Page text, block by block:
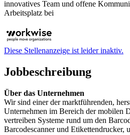
innovatives Team und offene
Arbeitsplatz bei
Diese Stellenanzeige ist leider inaktiv.
Jobbeschreibung
Über das Unternehmen
Wir sind einer der marktführenden,
Unternehmen im Bereich der mobilen
vertreiben Systeme rund um den
Barcodescanner und Etikettendrucker,